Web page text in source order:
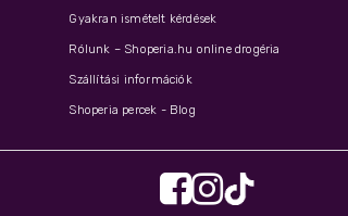
Gyakran ismételt kérdések
Rólunk – Shoperia.hu online drogéria
Szállítási információk
Shoperia percek - Blog